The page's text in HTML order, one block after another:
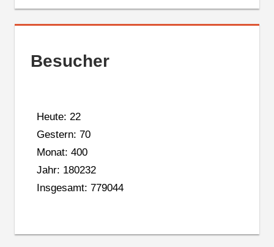
Besucher
Heute: 22
Gestern: 70
Monat: 400
Jahr: 180232
Insgesamt: 779044